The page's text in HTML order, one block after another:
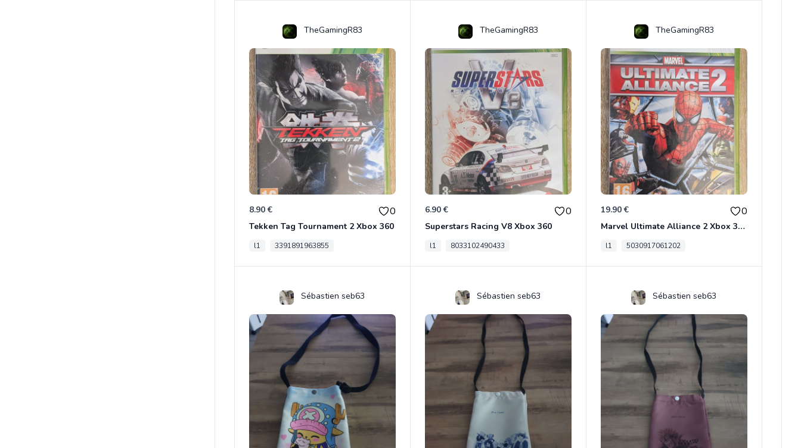
TheGamingR83
8.90 € 0
Tekken Tag Tournament 2 Xbox 360
l1 3391891963855
TheGamingR83
6.90 € 0
Superstars Racing V8 Xbox 360
l1 8033102490433
TheGamingR83
19.90 € 0
Marvel Ultimate Alliance 2 Xbox 360
l1 5030917061202
Sébastien seb63 Sébastien seb63 Sébastien seb63